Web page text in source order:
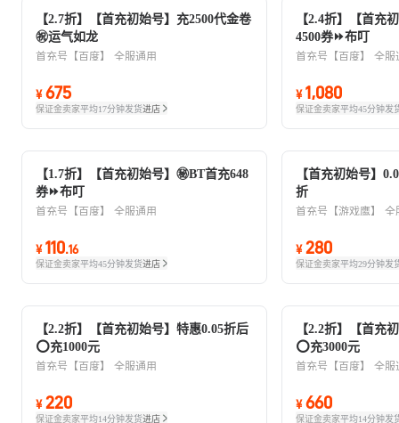
【2.7折】【首充初始号】充2500代金卷
㊗️运气如龙
首充号【百度】 全服通用
¥ 675
保证金卖家平均17分钟发货进店
【2.4折】【首充
4500券⏩布叮
首充号【百度】 全服
¥ 1,080
保证金卖家平均45分钟发
【1.7折】【首充初始号】㊙️BT首充648
券⏩布叮
首充号【百度】 全服通用
¥ 110.16
保证金卖家平均45分钟发货进店
【首充初始号】
折
首充号【游戏鹰】 全
¥ 280
保证金卖家平均29分钟发
【2.2折】【首充初始号】特惠0.05折后
⭕充1000元
首充号【百度】 全服通用
¥ 220
保证金卖家平均14分钟发货进店
【2.2折】【首充
⭕充3000元
首充号【百度】 全服
¥ 660
保证金卖家平均14分钟发